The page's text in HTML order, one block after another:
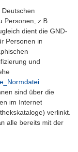
Personen, z.B.
dient die GND-
Personen in
und
sind über die
im Internet
verlinkt.
alle bereits mit der